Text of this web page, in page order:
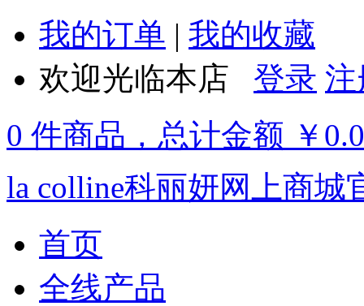
我的订单 | 我的收藏
欢迎光临本店 登录 注
0 件商品，总计金额 ￥
la colline科丽妍网上商城
首页
全线产品